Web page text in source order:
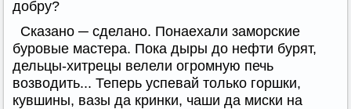
добру?
Сказано ─ сделано. Понаехали заморские
буровые мастера. Пока дыры до нефти бурят,
дельцы-хитрецы велели огромную печь
возводить... Теперь успевай только горшки,
кувшины, вазы да кринки, чаши да миски на